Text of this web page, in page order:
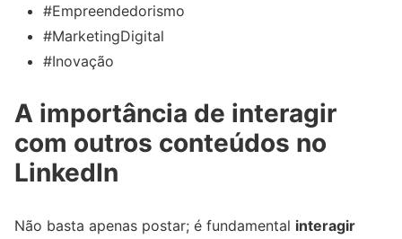
#Empreendedorismo
#MarketingDigital
#Inovação
A importância de interagir
com outros conteúdos no
LinkedIn
Não basta apenas postar; é fundamental interagir